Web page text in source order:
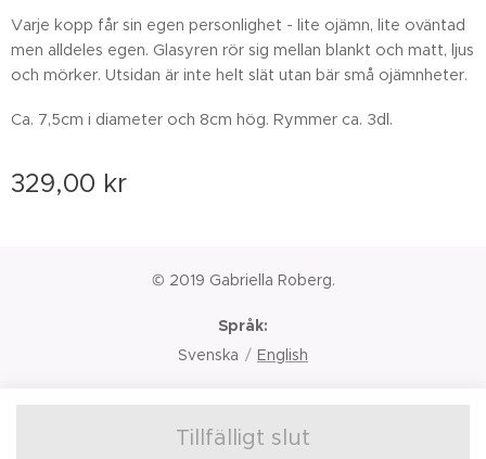
Varje kopp får sin egen personlighet - lite ojämn, lite oväntad
men alldeles egen. Glasyren rör sig mellan blankt och matt, ljus
och mörker. Utsidan är inte helt slät utan bär små ojämnheter.
Ca. 7,5cm i diameter och 8cm hög. Rymmer ca. 3dl.
329,00 kr
Tillfälligt slut
© 2019 Gabriella Roberg.
Språk
Svenska
English